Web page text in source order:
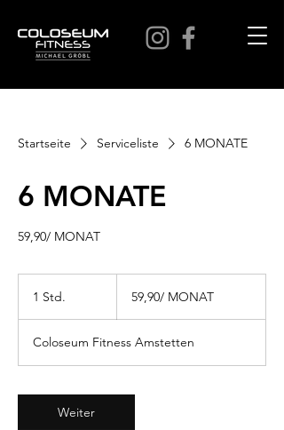
Startseite Serviceliste 6 MONATE
6 MONATE
59,90/ MONAT
1 Std.
d
59,90/ MONAT
Coloseum Fitness Amstetten
Weiter